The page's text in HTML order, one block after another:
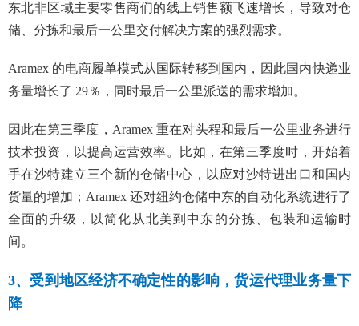
东北非区域主要零售商们的线上销售额飞速增长，导致对仓
储、分拣和最后一公里交付解决方案的强烈需求。
Aramex 的电商履单模式从国际转移到国内，因此国内快递业
务量增长了 29％，同时最后一公里派送的需求增加。
因此在第三季度，Aramex 重在对头程和最后一公里业务进行
技术投资，以提高运营效率。比如，在第三季度时，开始着
手在沙特建立三个新的仓储中心，以应对沙特进出口和国内
货量的增加；Aramex 还对纽约仓储中东的自动化系统进行了
全面的升级，以简化从北美到中东的分拣、包装和运输时
间。
3、受到地区经济不确定性的影响，货运代理业务量下
降